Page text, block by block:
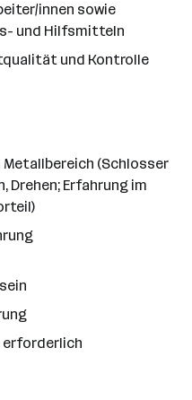
innen sowie
und Hilfsmitteln
und Kontrolle
Metallbereich (Schlosser
Drehen; Erfahrung im
erforderlich